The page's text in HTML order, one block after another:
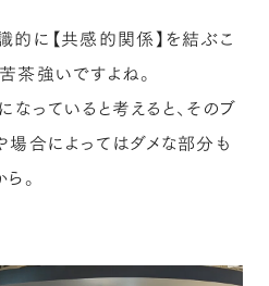
的に【共感的関係】を結ぶこ
茶強いですよね。
っていると考えると、そのブ
場合によってはダメな部分も
。